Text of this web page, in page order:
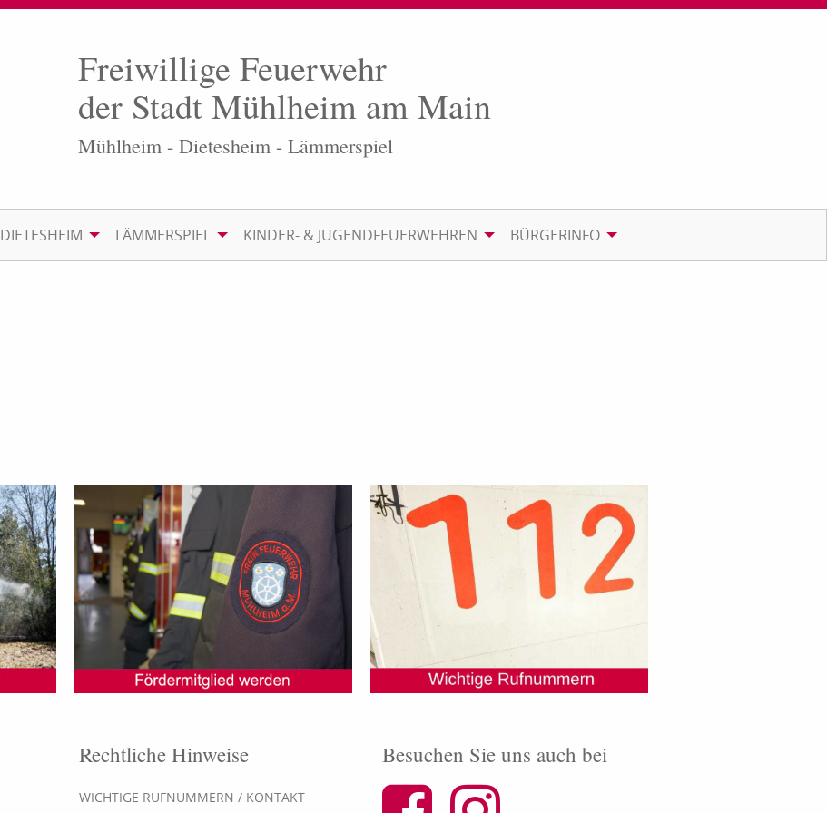
Freiwillige Feuerwehr
der Stadt Mühlheim am Main
Mühlheim - Dietesheim - Lämmerspiel
DIETESHEIM LÄMMERSPIEL KINDER- & JUGENDFEUERWEHREN BÜRGERINFO
Rechtliche Hinweise
WICHTIGE RUFNUMMERN / KONTAKT
Besuchen Sie uns auch bei